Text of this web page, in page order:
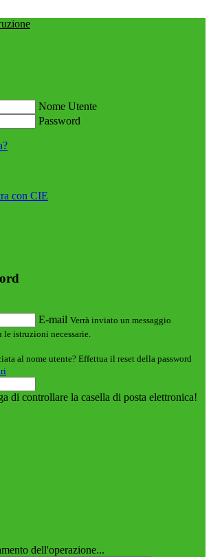
Nome Utente
Password
con CIE
E-mail Verrà inviato un messaggio
istruzioni necessarie.
al nome utente? Effettua il reset della password
di controllare la casella di posta elettronica!
dell'operazione...